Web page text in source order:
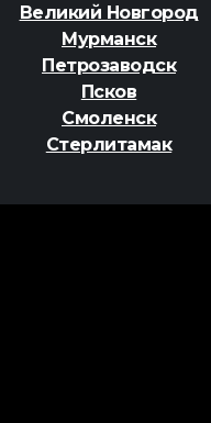
Великий Новгород
Мурманск
Петрозаводск
Псков
Смоленск
Стерлитамак